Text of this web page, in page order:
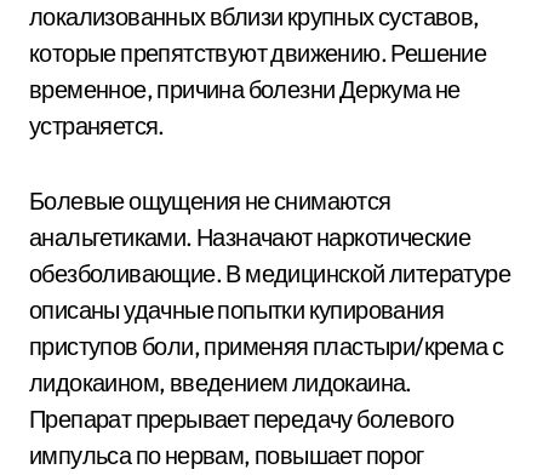
локализованных вблизи крупных суставов,
которые препятствуют движению. Решение
временное, причина болезни Деркума не
устраняется.
Болевые ощущения не снимаются
анальгетиками. Назначают наркотические
обезболивающие. В медицинской литературе
описаны удачные попытки купирования
приступов боли, применяя пластыри/крема с
лидокаином, введением лидокаина.
Препарат прерывает передачу болевого
импульса по нервам, повышает порог